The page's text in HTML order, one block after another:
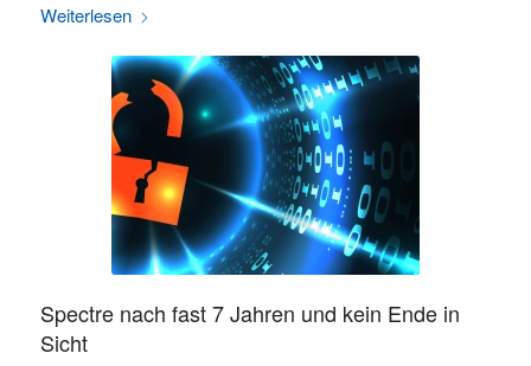
Weiterlesen
Spectre nach fast 7 Jahren und kein Ende in
Sicht